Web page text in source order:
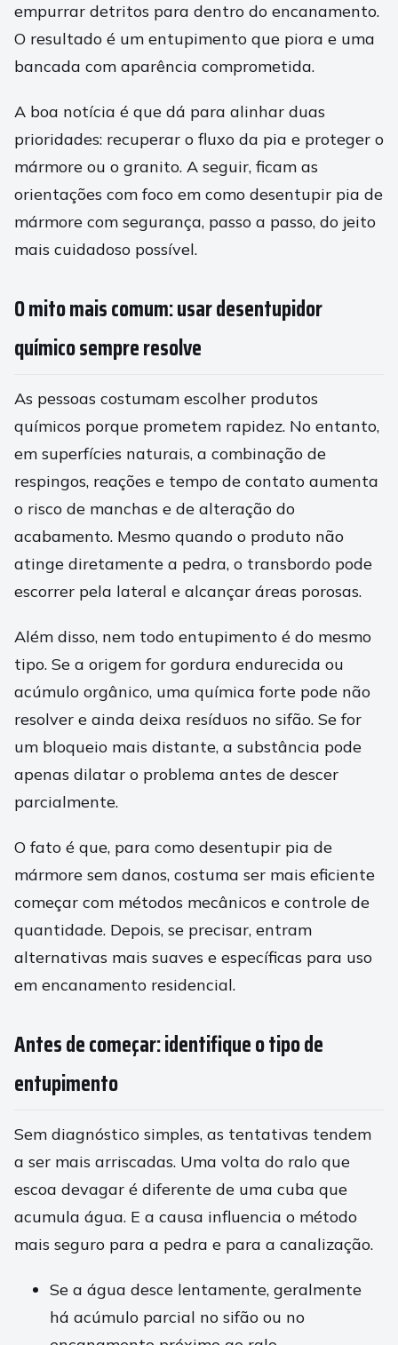
empurrar detritos para dentro do encanamento.
O resultado é um entupimento que piora e uma
bancada com aparência comprometida.
A boa notícia é que dá para alinhar duas
prioridades: recuperar o fluxo da pia e proteger o
mármore ou o granito. A seguir, ficam as
orientações com foco em como desentupir pia de
mármore com segurança, passo a passo, do jeito
mais cuidadoso possível.
O mito mais comum: usar desentupidor
químico sempre resolve
As pessoas costumam escolher produtos
químicos porque prometem rapidez. No entanto,
em superfícies naturais, a combinação de
respingos, reações e tempo de contato aumenta
o risco de manchas e de alteração do
acabamento. Mesmo quando o produto não
atinge diretamente a pedra, o transbordo pode
escorrer pela lateral e alcançar áreas porosas.
Além disso, nem todo entupimento é do mesmo
tipo. Se a origem for gordura endurecida ou
acúmulo orgânico, uma química forte pode não
resolver e ainda deixa resíduos no sifão. Se for
um bloqueio mais distante, a substância pode
apenas dilatar o problema antes de descer
parcialmente.
O fato é que, para como desentupir pia de
mármore sem danos, costuma ser mais eficiente
começar com métodos mecânicos e controle de
quantidade. Depois, se precisar, entram
alternativas mais suaves e específicas para uso
em encanamento residencial.
Antes de começar: identifique o tipo de
entupimento
Sem diagnóstico simples, as tentativas tendem
a ser mais arriscadas. Uma volta do ralo que
escoa devagar é diferente de uma cuba que
acumula água. E a causa influencia o método
mais seguro para a pedra e para a canalização.
Se a água desce lentamente, geralmente
há acúmulo parcial no sifão ou no